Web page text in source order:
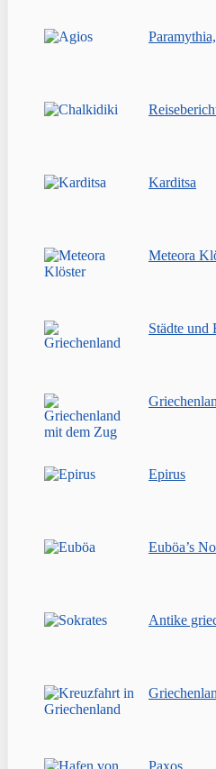
Karditsa
Meteora
Städte und
Epirus
Euböa’s
Antike